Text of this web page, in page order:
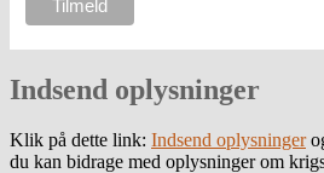
Indsend oplysninger
Klik på dette link: Indsend oplysninger
du kan bidrage med oplysninger om